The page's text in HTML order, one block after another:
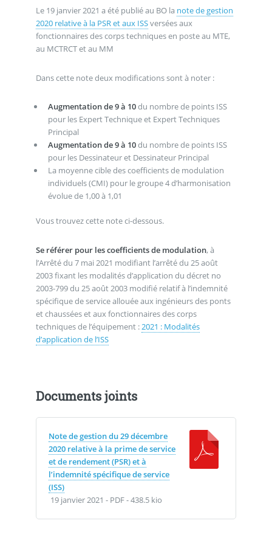
Le 19 janvier 2021 a été publié au BO la note de gestion
2020 relative à la PSR et aux ISSversées aux
fonctionnaires des corps techniques en poste au MTE,
au MCTRCT et au MM
Dans cette note deux modifications sont à noter :
Augmentation de 9 à 10du nombre de points ISS
pour les Expert Technique et Expert Techniques
Principal
Augmentation de 9 à 10du nombre de points ISS
pour les Dessinateur et Dessinateur Principal
La moyenne cible des coefficients de modulation
individuels (CMI) pour le groupe 4 d’harmonisation
évolue de 1,00 à 1,01
Vous trouvez cette note ci-dessous.
Se référer pour les coefficients de modulation, à
l’Arrêté du 7 mai 2021 modifiant l’arrêté du 25 août
2003 fixant les modalités d’application du décret no
2003-799 du 25 août 2003 modifié relatif à l’indemnité
spécifique de service allouée aux ingénieurs des ponts
et chaussées et aux fonctionnaires des corps
techniques de l’équipement :2021 : Modalités
d’application de l’ISS
Documents joints
Note de gestion du 29 décembre
2020 relative à la prime de service
et de rendement (PSR) et à
l’indemnité spécifique de service
(ISS)
19 janvier 2021 - PDF-438.5 kio